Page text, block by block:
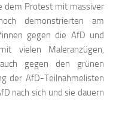
dem Protest mit massiver
demonstrierten am
gegen die AfD und
vielen Maleranzügen,
gegen den grünen
der AfD-Teilnahmelisten
nach sich und sie dauern